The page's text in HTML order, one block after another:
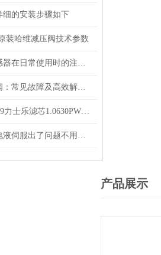
细的安装步骤如下
装哈维减压阀技术参数
丹佛斯压力传感器在日常使用时的注意事项如下
揭秘电液换向阀：常见故障及高效解决策略
现货R928005999力士乐滤芯1.0630PWR10-A00-0-M
MOOG穆格阀电液伺服出了问题不用怕，这套办法轻松应对它！
产品展示